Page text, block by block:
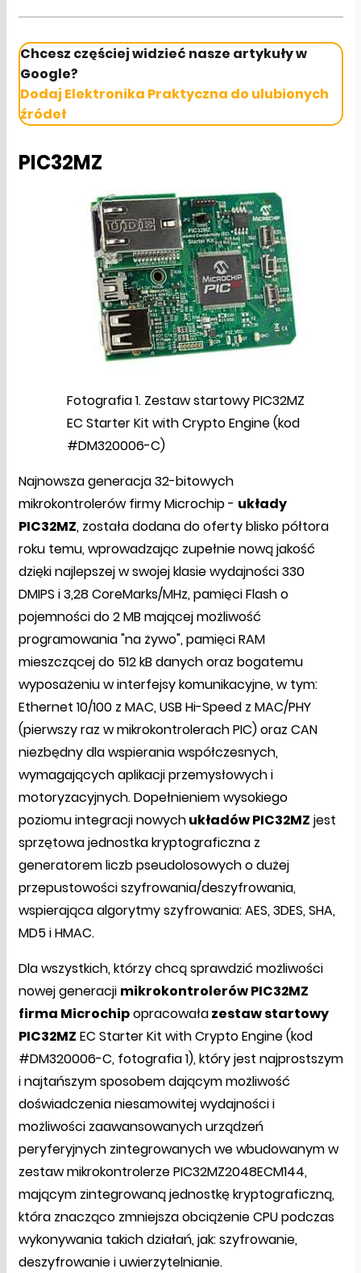
Chcesz częściej widzieć nasze artykuły w
Google?
Dodaj Elektronika Praktyczna do ulubionych
źródeł
PIC32MZ
Fotografia 1. Zestaw startowy PIC32MZ
EC Starter Kit with Crypto Engine (kod
#DM320006-C)
Najnowsza generacja 32-bitowych
mikrokontrolerów firmy Microchip - układy
PIC32MZ, została dodana do oferty blisko półtora
roku temu, wprowadzając zupełnie nową jakość
dzięki najlepszej w swojej klasie wydajności 330
DMIPS i 3,28 CoreMarks/MHz, pamięci Flash o
pojemności do 2 MB mającej możliwość
programowania "na żywo", pamięci RAM
mieszczącej do 512 kB danych oraz bogatemu
wyposażeniu w interfejsy komunikacyjne, w tym:
Ethernet 10/100 z MAC, USB Hi-Speed z MAC/PHY
(pierwszy raz w mikrokontrolerach PIC) oraz CAN
niezbędny dla wspierania współczesnych,
wymagających aplikacji przemysłowych i
motoryzacyjnych. Dopełnieniem wysokiego
poziomu integracji nowychukładów PIC32MZ jest
sprzętowa jednostka kryptograficzna z
generatorem liczb pseudolosowych o dużej
przepustowości szyfrowania/deszyfrowania,
wspierająca algorytmy szyfrowania: AES, 3DES, SHA,
MD5 i HMAC.
Dla wszystkich, którzy chcą sprawdzić możliwości
nowej generacji mikrokontrolerów PIC32MZ
firma Microchipopracowałazestaw startowy
PIC32MZ EC Starter Kit with Crypto Engine (kod
#DM320006-C, fotografia 1), który jest najprostszym
i najtańszym sposobem dającym możliwość
doświadczenia niesamowitej wydajności i
możliwości zaawansowanych urządzeń
peryferyjnych zintegrowanych we wbudowanym w
zestaw mikrokontrolerze PIC32MZ2048ECM144,
mającym zintegrowaną jednostkę kryptograficzną,
która znacząco zmniejsza obciążenie CPU podczas
wykonywania takich działań, jak: szyfrowanie,
deszyfrowanie i uwierzytelnianie.